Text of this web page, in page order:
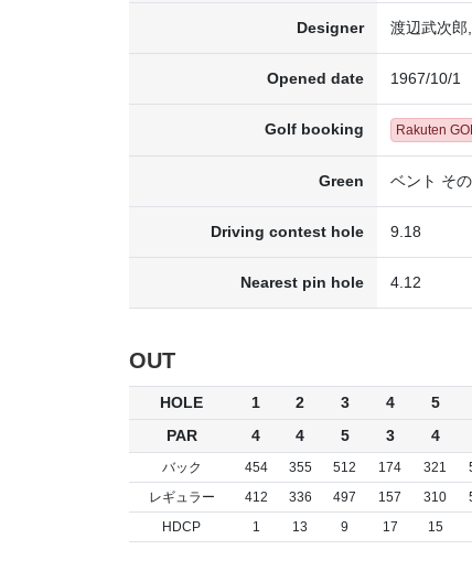
Designer 渡辺武次郎
Opened date 1967/10/1
Golf booking Rakuten
Green ベント そ
Driving contest hole 9.18
Nearest pin hole 4.12
OUT
HOLE 1 2 3 4 5
PAR
4 4 5 3 4
バック 454 355 512 174 321
レギュラー
412 336 497 157 310
HDCP
1 13 9 17 15